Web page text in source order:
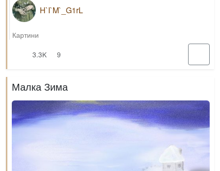
H`I`M`_G1rL
Картини
3.3K
9
Малка Зима